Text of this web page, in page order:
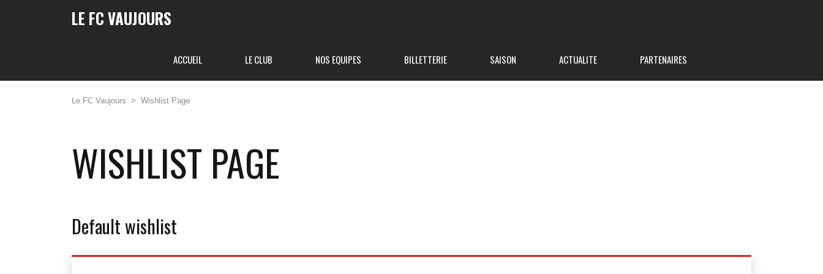
LE FC VAUJOURS
ACCUEIL LE CLUB NOS EQUIPES BILLETTERIE SAISON ACTUALITE PARTENAIRES
Le FC Vaujours > Wishlist Page
WISHLIST PAGE
Default wishlist